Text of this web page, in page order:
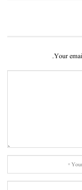
Your